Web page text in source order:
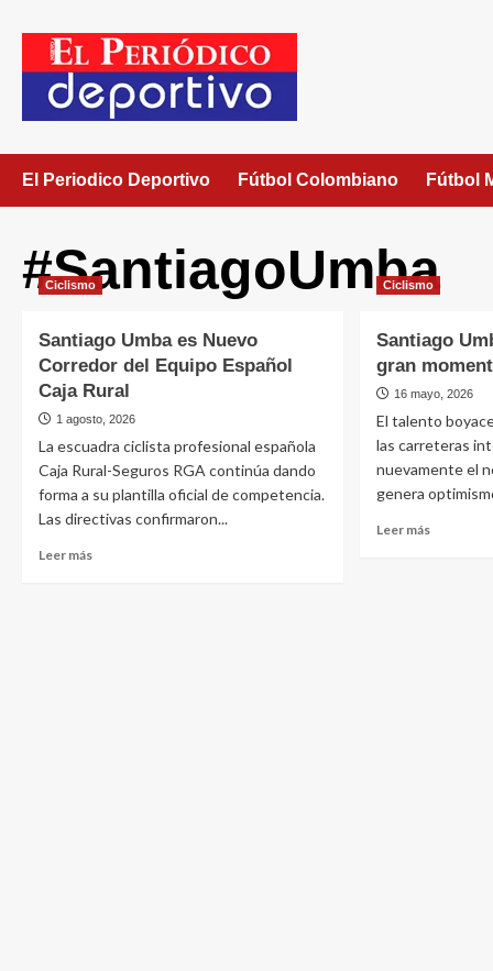
El Periodico Deportivo Fútbol Colombiano Fútbol
#SantiagoUmba
Ciclismo
Santiago Umba es Nuevo
Corredor del Equipo Español
Caja Rural
1 agosto, 2026
La escuadra ciclista profesional española
Caja Rural-Seguros RGA continúa dando
forma a su plantilla oficial de competencia.
Las directivas confirmaron...
Leer más
Ciclismo
Santiago
gran
16 mayo, 2026
El talento
las carreteras
nuevamente el
genera
Leer más